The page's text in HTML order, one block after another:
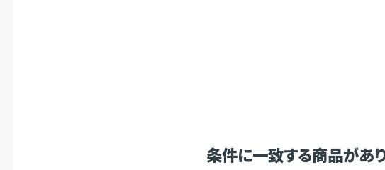
条件に一致する商品があ